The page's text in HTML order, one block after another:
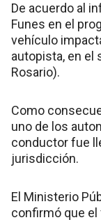
De acuerdo al
Funes en el
vehículo
autopista, en el
Rosario).
Como
uno de los
conductor fue
jurisdicción.
El Ministerio
confirmó que el